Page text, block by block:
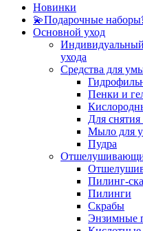
Новинки
💫Подарочные
Основной уход
ухода
Средства для
Пенки и
Для
Мыло для
Пудра
Пилинг-
Пилинги
Скрабы
Энзимные